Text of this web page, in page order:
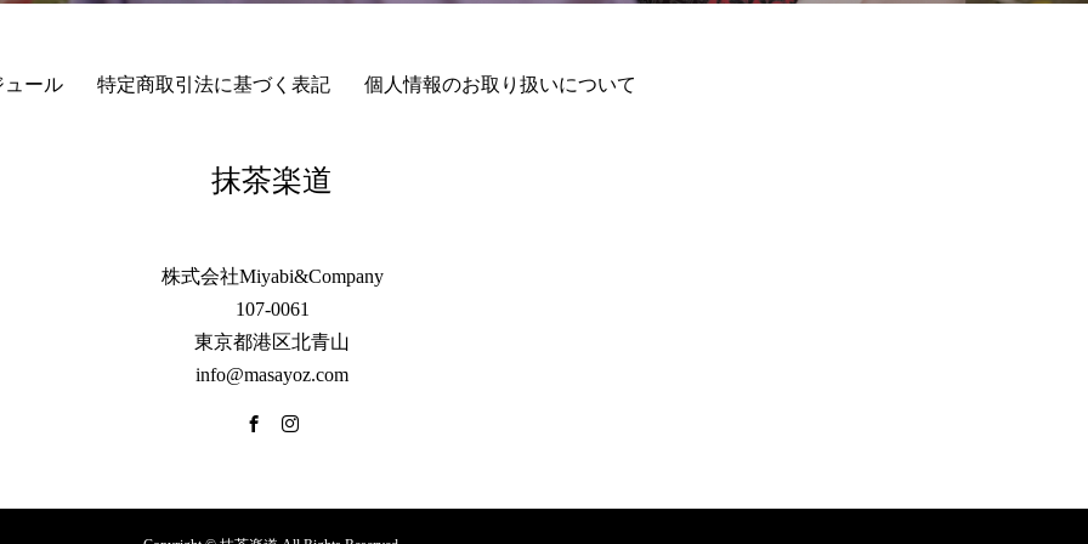
ュール 特定商取引法に基づく表記 個人情報のお取り扱いについて
抹茶楽道
株式会社Miyabi&Company
107-0061
東京都港区北青山
info@masayoz.com